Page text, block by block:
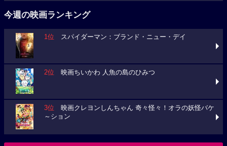
今週の映画ランキング
1位 スパイダーマン：ブランド・ニュー・デイ
2位 映画ちいかわ 人魚の島のひみつ
3位 映画クレヨンしんちゃん 奇々怪々！オラの妖怪バケ
～ション